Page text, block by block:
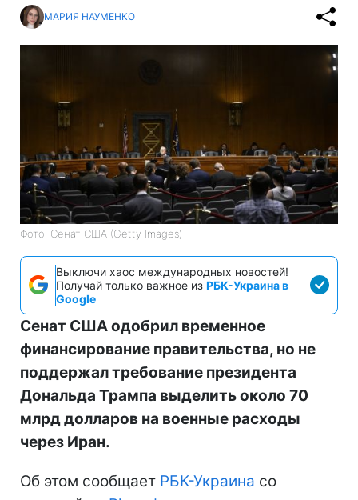
МАРИЯ НАУМЕНКО
Фото: Сенат США (Getty Images)
Выключи хаос международных новостей!
Получай только важное из РБК-Украина в
Google
Сенат США одобрил временное
финансирование правительства, но не
поддержал требование президента
Дональда Трампа выделить около 70
млрд долларов на военные расходы
через Иран.
Об этом сообщает РБК-Украина со